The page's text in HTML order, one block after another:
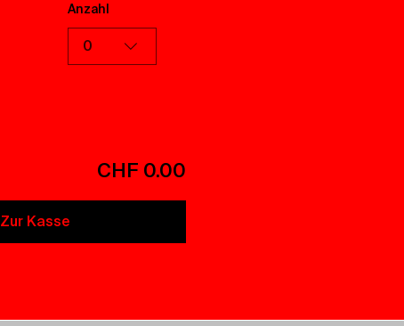
Anzahl
0
CHF 0.00
Zur Kasse